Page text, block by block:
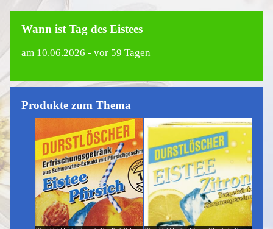
Wann ist Tag des Eistees
am 10.06.2026 - vor 59 Tagen
Produkte zum Thema